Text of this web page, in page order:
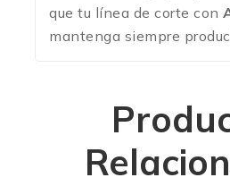
que tu línea de corte con
mantenga siempre